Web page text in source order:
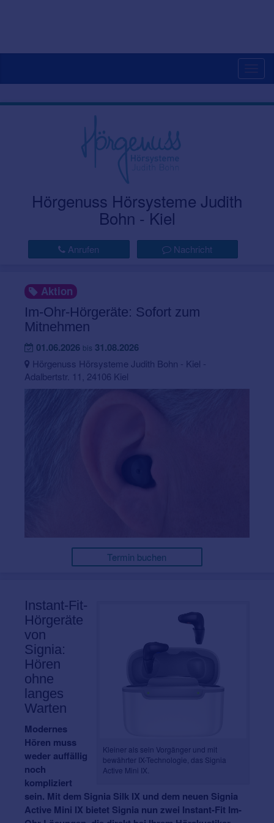
Hörgenuss Hörsysteme Judith
Bohn - Kiel
Anrufen Nachricht
Aktion
Im-Ohr-Hörgeräte: Sofort zum
Mitnehmen
01.06.2026 bis 31.08.2026
Hörgenuss Hörsysteme Judith Bohn - Kiel -
Adalbertstr. 11, 24106 Kiel
Termin buchen
Kleiner als sein Vorgänger und mit
bewährter IX-Technologie, das Signia
Active Mini IX.
Instant-Fit-
Hörgeräte
von
Signia:
Hören
ohne
langes
Warten
Modernes
Hören muss
weder auffällig
noch
kompliziert
sein. Mit dem Signia Silk IX und dem neuen Signia
Active Mini IX bietet Signia nun zwei Instant-Fit Im-